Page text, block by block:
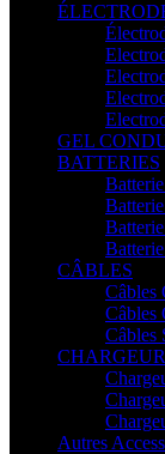
GEL
BATTERIES
CÂBLES
Câbles
Câbles
Câbles
Autres